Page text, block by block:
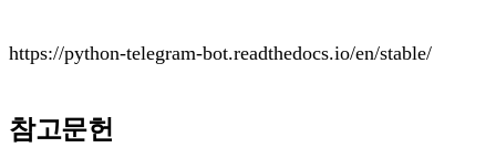
https://python-telegram-bot.readthedocs.io/en/stable/
참고문헌